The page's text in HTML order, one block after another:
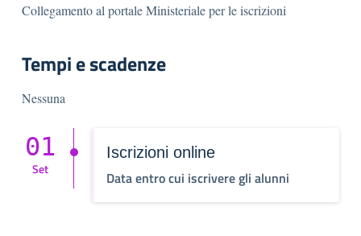
Collegamento al portale Ministeriale per le iscrizioni
Tempi e scadenze
Nessuna
Iscrizioni online
Data entro cui iscrivere gli alunni
01
Set